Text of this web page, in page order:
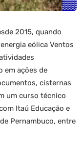
2015, quando
eólica Ventos
em ações de
cisternas
um curso técnico
Itaú Educação e
Pernambuco, entre